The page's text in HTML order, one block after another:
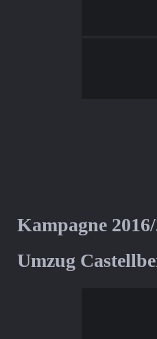
Kampagne
Umzug